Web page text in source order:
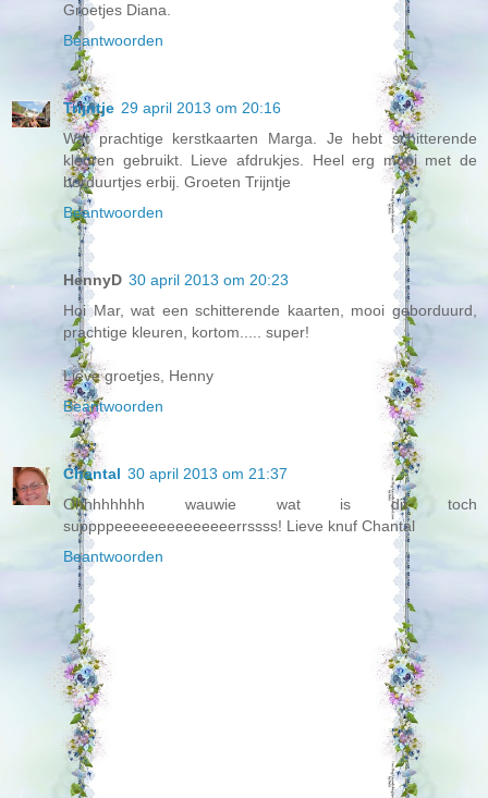
Groetjes Diana.
Beantwoorden
Trijntje 29 april 2013 om 20:16
Wat prachtige kerstkaarten Marga. Je hebt schitterende
kleuren gebruikt. Lieve afdrukjes. Heel erg mooi met de
borduurtjes erbij. Groeten Trijntje
Beantwoorden
HennyD 30 april 2013 om 20:23
Hoi Mar, wat een schitterende kaarten, mooi geborduurd,
prachtige kleuren, kortom..... super!
Lieve groetjes, Henny
Beantwoorden
Chantal 30 april 2013 om 21:37
Ohhhhhhhh wauwie wat is dit toch
suppppeeeeeeeeeeeeeerrssss! Lieve knuf Chantal
Beantwoorden